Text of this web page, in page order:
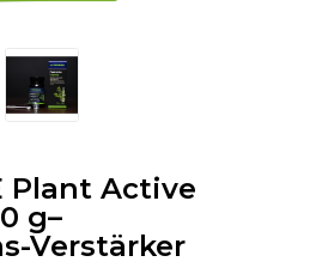
Plant Active
g–
Verstärker